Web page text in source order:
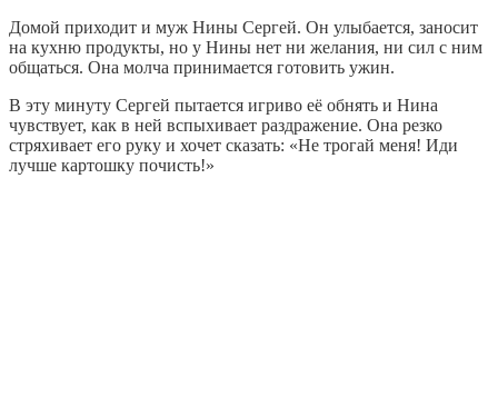
Домой приходит и муж Нины Сергей. Он улыбается, заносит
на кухню продукты, но у Нины нет ни желания, ни сил с ним
общаться. Она молча принимается готовить ужин.
В эту минуту Сергей пытается игриво её обнять и Нина
чувствует, как в ней вспыхивает раздражение. Она резко
стряхивает его руку и хочет сказать: «Не трогай меня! Иди
лучше картошку почисть!»